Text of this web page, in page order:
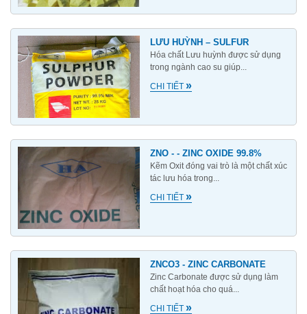
LƯU HUỲNH – SULFUR
Hóa chất Lưu huỳnh được sử dụng
trong ngành cao su giúp...
CHI TIẾT»
ZNO - - ZINC OXIDE 99.8%
Kẽm Oxit đóng vai trò là một chất xúc
tác lưu hóa trong...
CHI TIẾT»
ZNCO3 - ZINC CARBONATE
Zinc Carbonate được sử dụng làm
chất hoạt hóa cho quá...
CHI TIẾT»